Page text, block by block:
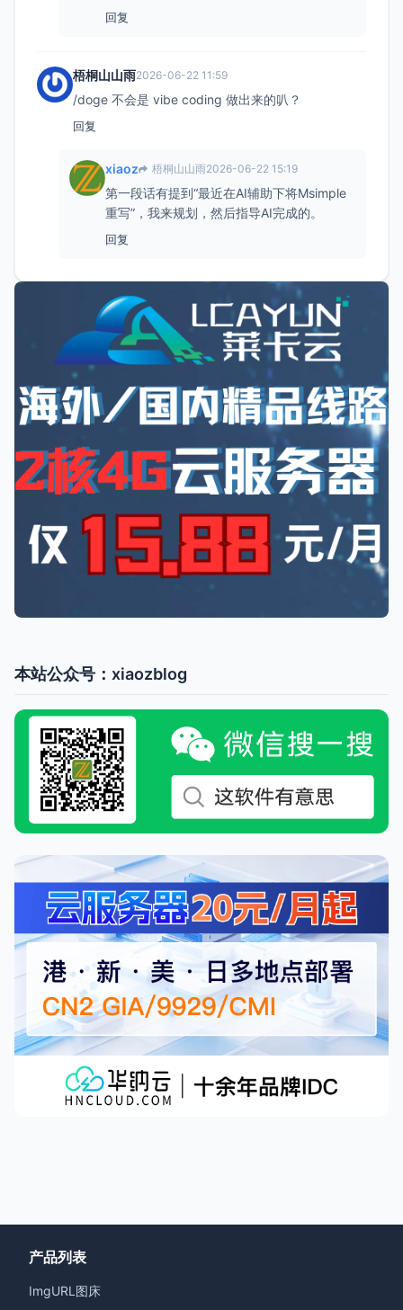
回复
梧桐山山雨2026-06-22 11:59
/doge 不会是 vibe coding 做出来的叭？
回复
xiaoz 梧桐山山雨2026-06-22 15:19
第一段话有提到“最近在AI辅助下将Msimple
重写”，我来规划，然后指导AI完成的。
回复
本站公众号：xiaozblog
产品列表
ImgURL图床